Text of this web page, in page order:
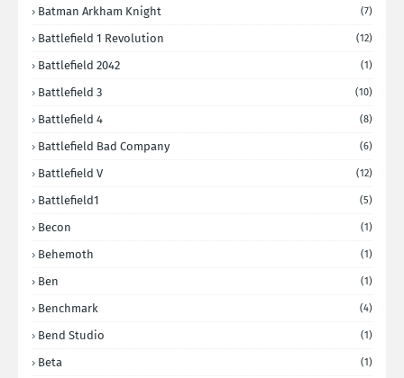
Batman Arkham Knight (7)
Battlefield 1 Revolution (12)
Battlefield 2042 (1)
Battlefield 3 (10)
Battlefield 4 (8)
Battlefield Bad Company (6)
Battlefield V (12)
Battlefield1 (5)
Becon (1)
Behemoth (1)
Ben (1)
Benchmark (4)
Bend Studio (1)
Beta (1)